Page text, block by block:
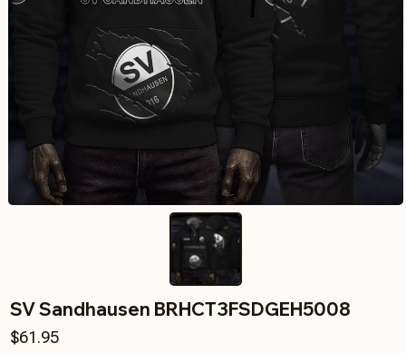
SV Sandhausen BRHCT3FSDGEH5008
$61.95